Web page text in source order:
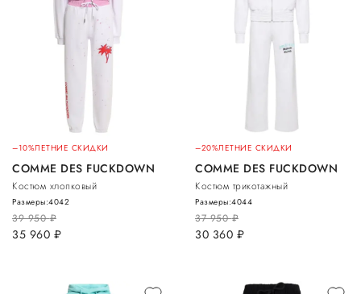
–10%ЛЕТНИЕ СКИДКИ
COMME DES FUCKDOWN
Костюм хлопковый
39 950руб.
35 960 руб.
Размеры:4042
–20%ЛЕТНИЕ СКИДКИ
COMME DES FUCKDOWN
Костюм трикотажный
37 950руб.
30 360 руб.
Размеры:4044